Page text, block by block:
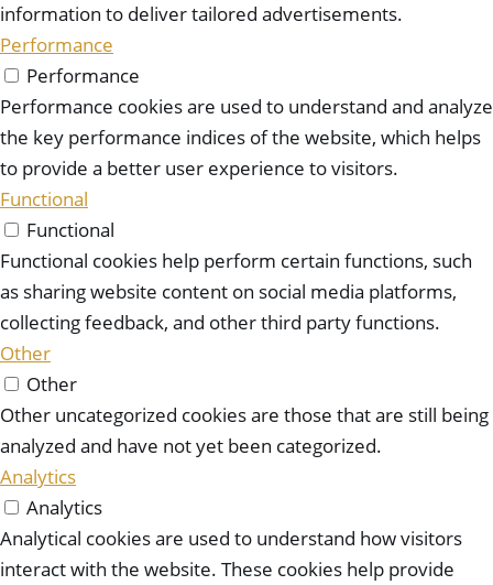
information to deliver tailored advertisements.
Performance
Performance
Performance cookies are used to understand and analyze
the key performance indices of the website, which helps
to provide a better user experience to visitors.
Functional
Functional
Functional cookies help perform certain functions, such
as sharing website content on social media platforms,
collecting feedback, and other third party functions.
Other
Other
Other uncategorized cookies are those that are still being
analyzed and have not yet been categorized.
Analytics
Analytics
Analytical cookies are used to understand how visitors
interact with the website. These cookies help provide